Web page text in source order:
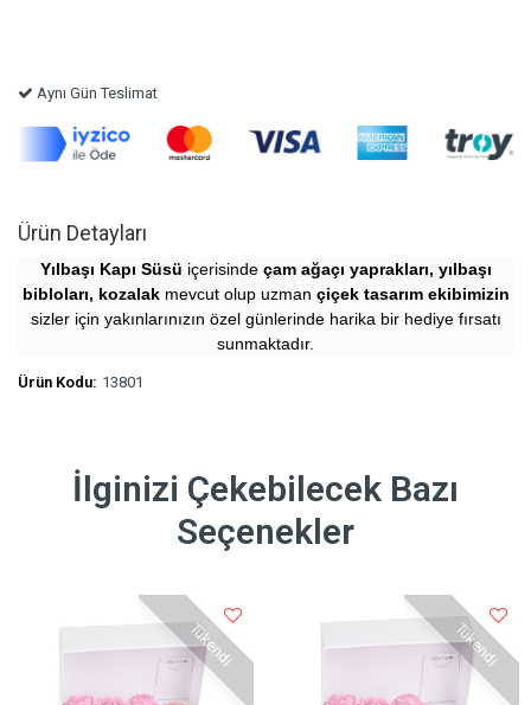
Aynı Gün Teslimat
Ürün Detayları
Yılbaşı Kapı Süsü içerisinde çam ağaçı yaprakları, yılbaşı
bibloları, kozalak mevcut olup uzman çiçek tasarım ekibimizin
sizler için yakınlarınızın özel günlerinde harika bir hediye fırsatı
sunmaktadır.
Ürün Kodu: 13801
İlginizi Çekebilecek Bazı
Seçenekler
Tükendi Tükendi